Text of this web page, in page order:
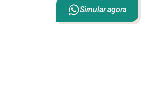
Simular agora